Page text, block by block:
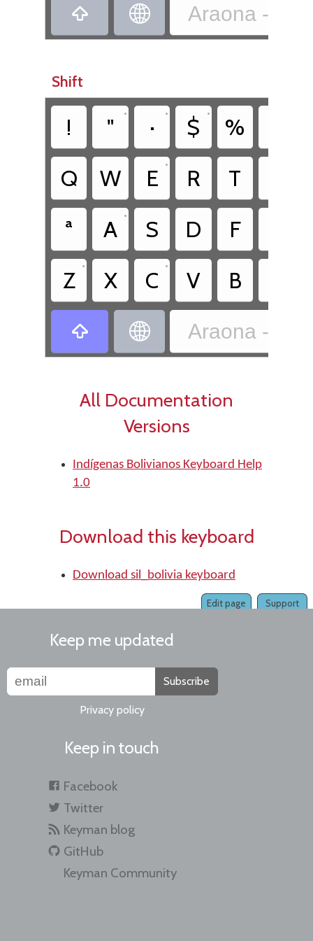
  Araona -
Shift
! "
•
·
•
$
•
%
Q W E
•
R T
ª
A
•
S D F
Z
•
X C
•
V B
  Araona -
All Documentation
Versions
Indígenas Bolivianos Keyboard Help
1.0
Download this keyboard
Download sil_bolivia keyboard
Support
Edit page
Keep me updated
Subscribe
Privacy policy
Keep in touch
Facebook
Twitter
Keyman blog
GitHub
Keyman Community